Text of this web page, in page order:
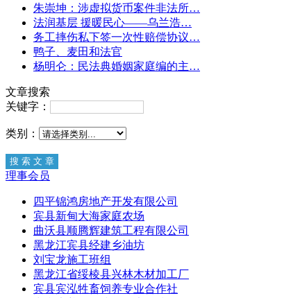
朱崇坤：涉虚拟货币案件非法所…
法润基层 援暖民心——乌兰浩…
务工摔伤私下签一次性赔偿协议…
鸭子、麦田和法官
杨明仑：民法典婚姻家庭编的主…
文章搜索
关键字：
类别：
理事会员
四平锦鸿房地产开发有限公司
宾县新甸大海家庭农场
曲沃县顺腾辉建筑工程有限公司
黑龙江宾县经建乡油坊
刘宝龙施工班组
黑龙江省绥棱县兴林木材加工厂
宾县宾泓牲畜饲养专业合作社